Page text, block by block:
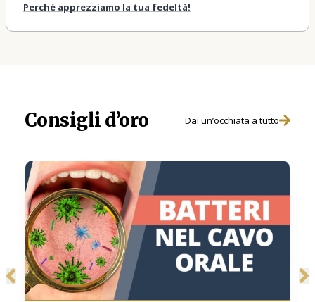
Perché apprezziamo la tua fedeltà!
Consigli d’oro Dai un’occhiata a tutto